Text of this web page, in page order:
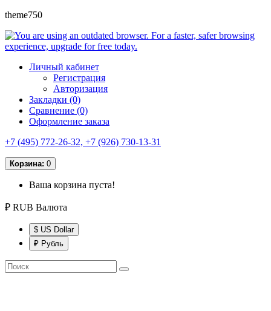
theme750
Личный кабинет
Регистрация
Авторизация
Закладки (0)
Сравнение (0)
Оформление заказа
+7 (495) 772-26-32, +7 (926) 730-13-31
Корзина: 0
Ваша корзина пуста!
₽ RUB Валюта
$ US Dollar
₽ Рубль